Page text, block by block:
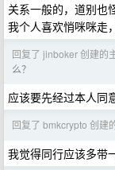
关系一般的，道别也
我个人喜欢悄咪咪走
回复了 jinboker 创建的
么？
应该要先经过本人同
回复了 bmkcrypto 创建
我觉得同行应该多带